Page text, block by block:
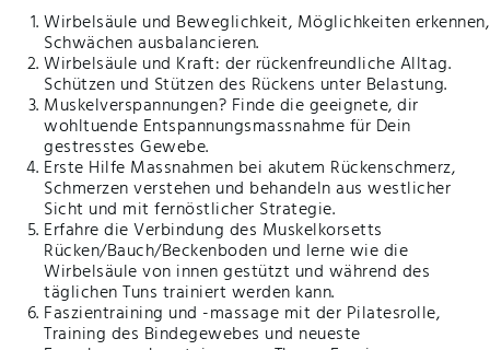
Wirbelsäule und Beweglichkeit, Möglichkeiten erkennen,
Schwächen ausbalancieren.
Wirbelsäule und Kraft: der rückenfreundliche Alltag.
Schützen und Stützen des Rückens unter Belastung.
Muskelverspannungen? Finde die geeignete, dir
wohltuende Entspannungsmassnahme für Dein
gestresstes Gewebe.
Erste Hilfe Massnahmen bei akutem Rückenschmerz,
Schmerzen verstehen und behandeln aus westlicher
Sicht und mit fernöstlicher Strategie.
Erfahre die Verbindung des Muskelkorsetts
Rücken/Bauch/Beckenboden und lerne wie die
Wirbelsäule von innen gestützt und während des
täglichen Tuns trainiert werden kann.
Faszientraining und -massage mit der Pilatesrolle,
Training des Bindegewebes und neueste